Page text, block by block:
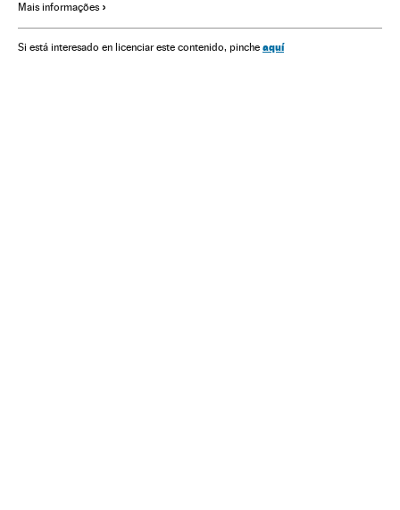
Delitos fiscais
Justiça
Mais informações
Si está interesado en licenciar este contenido, pinche aquí